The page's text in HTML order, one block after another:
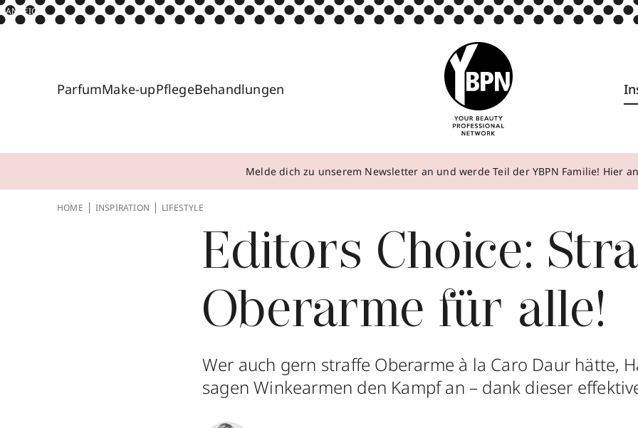
ANZEIGE
ParfumMake-upPflegeBehandlungen
Melde dich zu unserem Newsletter an und werde Teil der YBPN Familie! Hier
HOME INSPIRATION LIFESTYLE
Editors Choice:
Oberarme für alle!
Wer auch gern straffe Oberarme à la Caro Daur hätte,
sagen Winkearmen den Kampf an – dank dieser